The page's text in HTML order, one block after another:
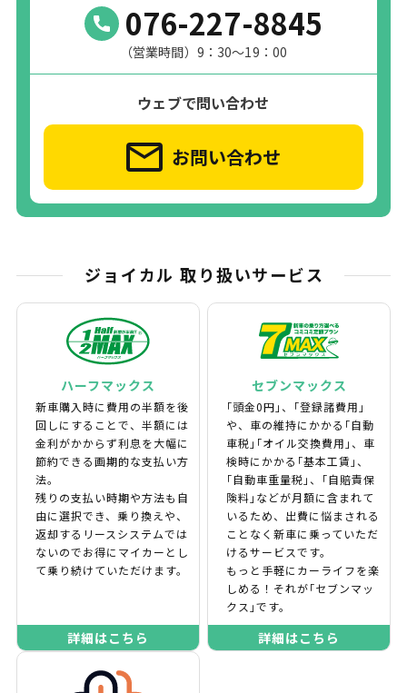
076-227-8845
（営業時間）9：30～19：00
ウェブで問い合わせ
お問い合わせ
ジョイカル 取り扱いサービス
ハーフマックス
新車購入時に費用の半額を後
回しにすることで、半額には
金利がかからず利息を大幅に
節約できる画期的な支払い方
法。
残りの支払い時期や方法も自
由に選択でき、乗り換えや、
返却するリースシステムでは
ないのでお得にマイカーとし
て乗り続けていただけます。
詳細はこちら
セブンマックス
｢頭金0円｣、｢登録諸費用｣
や、車の維持にかかる｢自動
車税｣｢オイル交換費用｣、車
検時にかかる｢基本工賃｣、
｢自動車重量税｣、｢自賠責保
険料｣などが月額に含まれて
いるため、出費に悩まされる
ことなく新車に乗っていただ
けるサービスです。
もっと手軽にカーライフを楽
しめる！それが｢セブンマッ
クス｣です。
詳細はこちら